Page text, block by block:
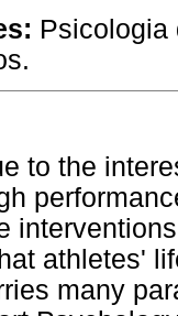
Psicologia
to the
athletes'
many